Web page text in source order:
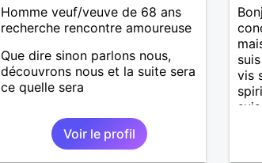
Homme veuf/veuve de 68 ans
recherche rencontre amoureuse
Que dire sinon parlons nous,
découvrons nous et la suite sera
ce quelle sera
Voir le profil
vis
un